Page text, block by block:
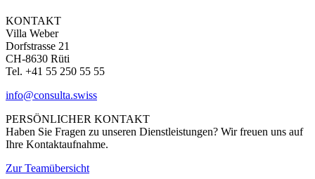
KONTAKT
Villa Weber
Dorfstrasse 21
CH-8630 Rüti
Tel. +41 55 250 55 55
info@consulta.swiss
PERSÖNLICHER KONTAKT
Haben Sie Fragen zu unseren Dienstleistungen? Wir freuen uns auf
Ihre Kontaktaufnahme.
Zur Teamübersicht